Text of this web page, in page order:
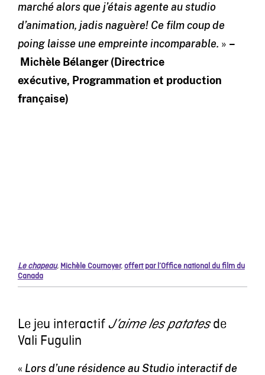
marché alors que j’étais agente au studio
d’animation, jadis naguère!Ce film coup de
poing laisse une empreinte incomparable. » –
Michèle Bélanger (Directrice
exécutive, Programmation et production
française)
Le chapeau, Michèle Cournoyer,offert par l’Office national du film du
Canada
Le jeu interactif J’aime les patatesde
Vali Fugulin
« Lors d’une résidence au Studio interactif de